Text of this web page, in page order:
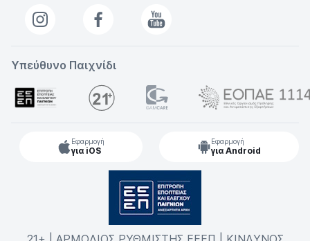
Υπεύθυνο Παιχνίδι
Εφαρμογή
για iOS
Εφαρμογή
για Android